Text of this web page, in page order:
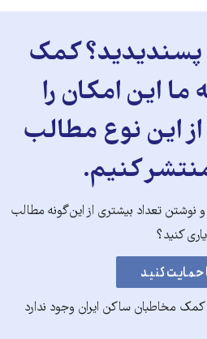
کمک
این امکان را
این نوع مطالب
کنیم.
تعداد بیشتری از این‌گونه مطالب
کنید؟
ساکن ایران وجود ندارد